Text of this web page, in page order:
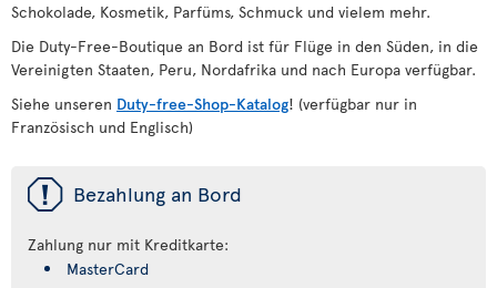
Schokolade, Kosmetik, Parfüms, Schmuck und vielem mehr.
Die Duty-Free-Boutique an Bord ist für Flüge in den Süden, in die
Vereinigten Staaten, Peru, Nordafrika und nach Europa verfügbar.
Siehe unseren Duty-free-Shop-Katalog! (verfügbar nur in
Französisch und Englisch)
ü Bezahlung an Bord
Zahlung nur mit Kreditkarte:
MasterCard